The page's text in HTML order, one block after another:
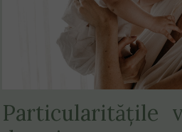
Particularitățile